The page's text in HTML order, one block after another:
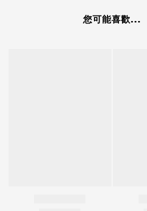
您可能喜歡...